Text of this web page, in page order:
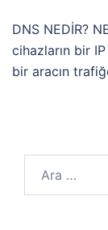
DNS NEDİR?
cihazların bir
bir aracın